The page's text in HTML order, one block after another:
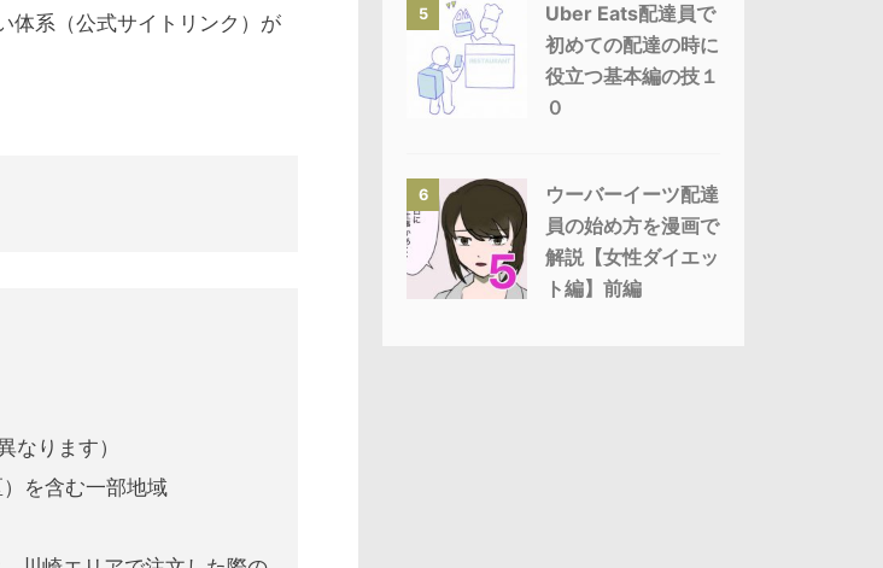
体系（公式サイトリンク）が
なります）
を含む一部地域
5
Uber Eats配達員で
初めての配達の時に
役立つ基本編の技１
０
6
ウーバーイーツ配達
員の始め方を漫画で
解説【女性ダイエッ
ト編】前編